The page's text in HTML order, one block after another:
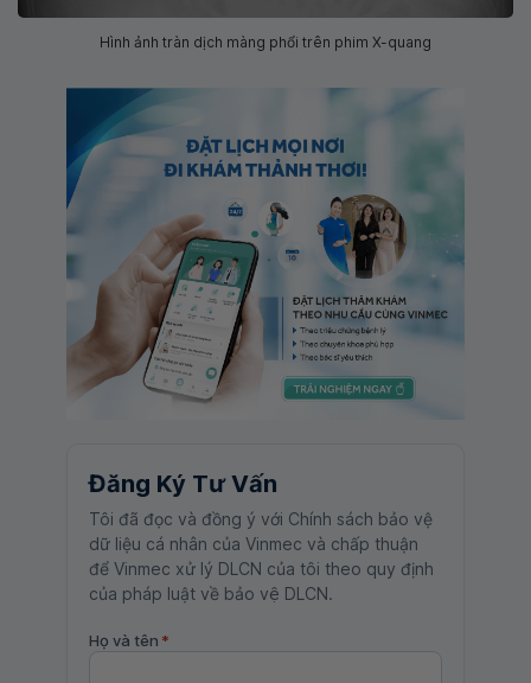
Hình ảnh tràn dịch màng phổi trên phim X-quang
Đăng Ký Tư Vấn
Tôi đã đọc và đồng ý với Chính sách bảo vệ
dữ liệu cá nhân của Vinmec và chấp thuận
để Vinmec xử lý DLCN của tôi theo quy định
của pháp luật về bảo vệ DLCN.
Họ và tên *